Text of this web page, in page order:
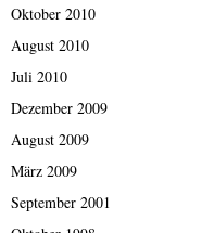
Oktober 2010
August 2010
Juli 2010
Dezember 2009
August 2009
März 2009
September 2001